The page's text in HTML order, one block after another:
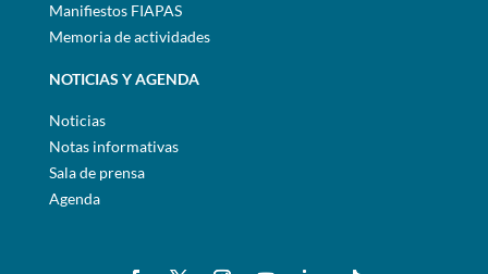
Manifiestos FIAPAS
Memoria de actividades
NOTICIAS Y AGENDA
Noticias
Notas informativas
Sala de prensa
Agenda